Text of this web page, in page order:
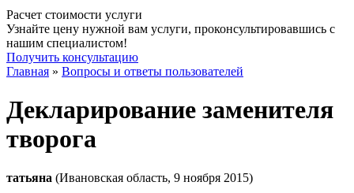
Расчет стоимости услуги
Узнайте цену нужной вам услуги, проконсультировавшись с
нашим специалистом!
Получить консультацию
Главная » Вопросы и ответы пользователей
Декларирование заменителя
творога
татьяна (Ивановская область, 9 ноября 2015)